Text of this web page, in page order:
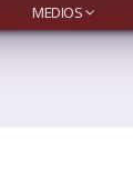
MEDIOS